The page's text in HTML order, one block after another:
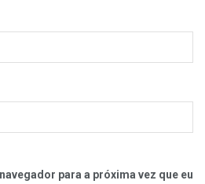
para a próxima vez que eu